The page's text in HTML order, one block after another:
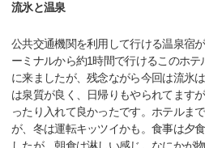
流氷と温泉
公共交通機関を利用して行ける温泉宿
ーミナルから約1時間で行けるこのホ
に来ましたが、残念ながら今回は流氷
は泉質が良く、日帰りもやられてます
ったり入れて良かったです。ホテルま
が、冬は運転キッツイかも。食事は夕